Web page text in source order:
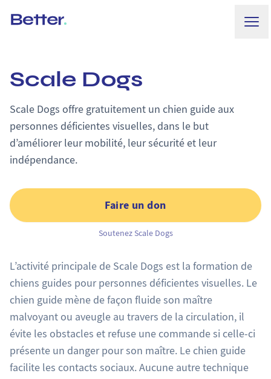
Scale Dogs
Scale Dogs offre gratuitement un chien guide aux
personnes déficientes visuelles, dans le but
d’améliorer leur mobilité, leur sécurité et leur
indépendance.
Faire un don
Soutenez Scale Dogs
L’activité principale de Scale Dogs est la formation de
chiens guides pour personnes déficientes visuelles. Le
chien guide mène de façon fluide son maître
malvoyant ou aveugle au travers de la circulation, il
évite les obstacles et refuse une commande si celle-ci
présente un danger pour son maître. Le chien guide
facilite les contacts sociaux. Aucune autre technique